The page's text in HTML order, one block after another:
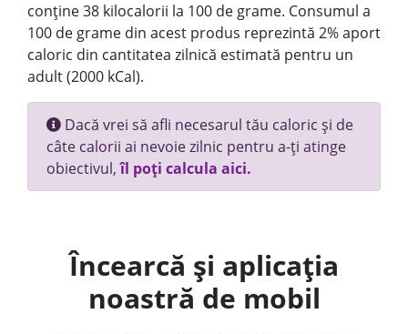
conține 38 kilocalorii la 100 de grame. Consumul a
100 de grame din acest produs reprezintă 2% aport
caloric din cantitatea zilnică estimată pentru un
adult (2000 kCal).
Dacă vrei să afli necesarul tău caloric și de
câte calorii ai nevoie zilnic pentru a-ți atinge
obiectivul,îl poți calcula aici.
Încearcă și aplicația
noastră de mobil